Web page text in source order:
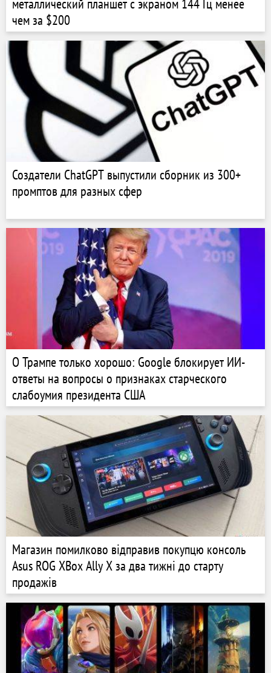
металлический планшет с экраном 144 Гц менее
чем за $200
Создатели ChatGPT выпустили сборник из 300+
промптов для разных сфер
О Трампе только хорошо: Google блокирует ИИ-
ответы на вопросы о признаках старческого
слабоумия президента США
Магазин помилково відправив покупцю консоль
Asus ROG XBox Ally X за два тижні до старту
продажів